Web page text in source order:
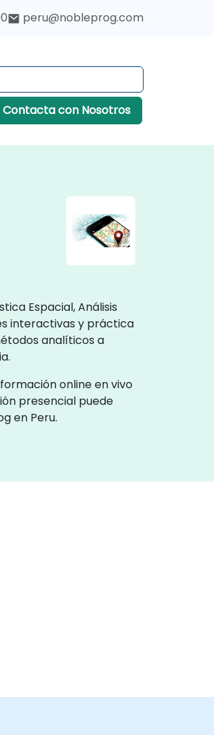
peru@nobleprog.com
Contacta con Nosotros
Espacial, Análisis
interactivas y práctica
analíticos a
online en vivo
presencial puede
en Peru.